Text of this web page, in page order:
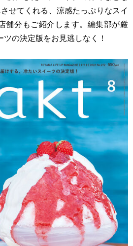
せてくれる、涼感たっぷりなスイ
舗分もご紹介します。編集部が厳
の決定版をお見逃しなく！